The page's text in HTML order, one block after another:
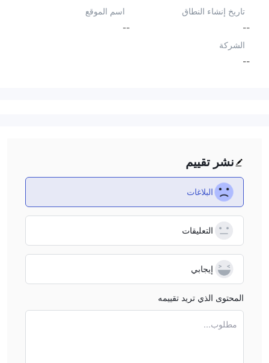
تاريخ إنشاء النطاق
--
اسم الموقع
--
الشركة
--
نشر تقييم
البلاغات
التعليقات
إيجابي
المحتوى الذي تريد تقييمه
مطلوب...